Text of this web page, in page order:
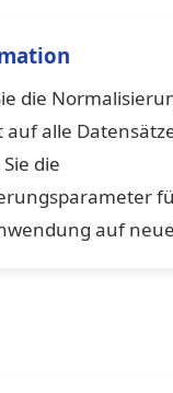
die
auf alle
die
auf